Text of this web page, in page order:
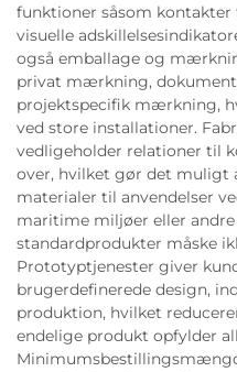
funktioner såsom
visuelle
også emballage og
privat mærkning,
projektspecifik mærkning,
ved store installationer.
vedligeholder relationer til
over, hvilket gør det muligt
materialer til anvendelser
maritime miljøer eller
standardprodukter måske
Prototyptjenester giver
brugerdefinerede design,
produktion, hvilket
endelige produkt opfylder